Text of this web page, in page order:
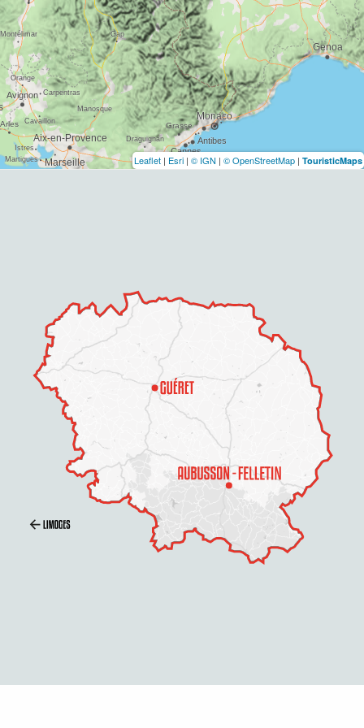
Leaflet | Esri | © IGN | © OpenStreetMap | TouristicMaps